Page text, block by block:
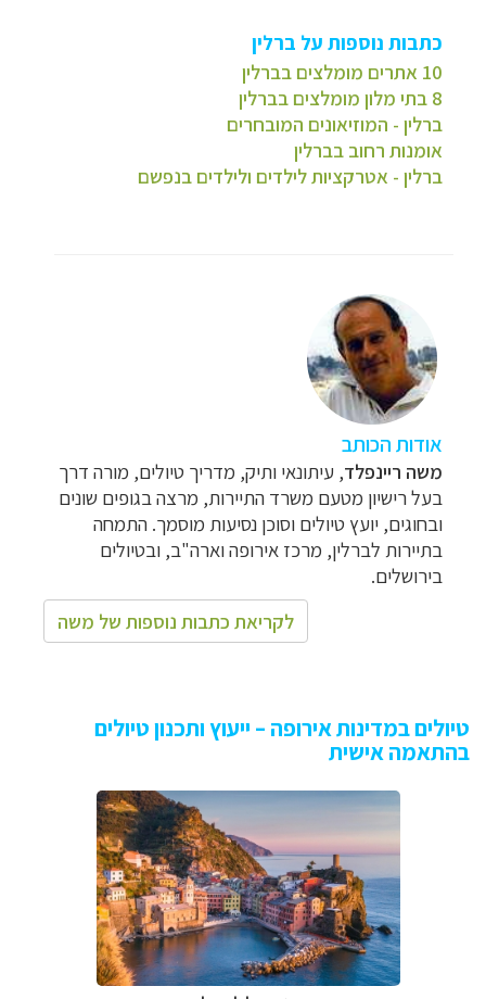
כתבות נוספות על ברלין
10 אתרים מומלצים בברלין
8 בתי מלון מומלצ
ים בברלין
ברלין - המוזיאונים המובחרים
אומנות רחוב בברלין
ברלין - אטרקציות לילדים ולילדים בנפשם
אודות הכותב
משה ריינפלד, עיתונאי ותיק, מדריך טיולים, מורה דרך
בעל רישיון מטעם משרד התיירות, מרצה בגופים שונים
ובחוגים, יועץ טיולים וסוכן נסיעות מוסמך. התמחה
בתיירות לברלין, מרכז אירופה וארה"ב, ובטיולים
בירושלים.
לקריאת כתבות נוספות של משה
טיולים במדינות אירופה – ייעוץ ותכנון טיולים
בהתאמה אישית